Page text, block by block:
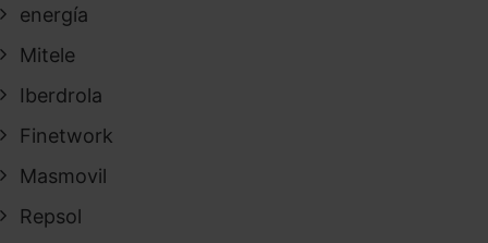
energía
Mitele
Iberdrola
Finetwork
Masmovil
Repsol